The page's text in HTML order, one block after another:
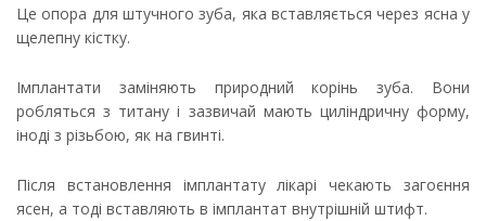
Це опора для штучного зуба, яка вставляється через ясна у
щелепну кістку.
Імплантати заміняють природний корінь зуба. Вони
робляться з титану і зазвичай мають циліндричну форму,
іноді з різьбою, як на гвинті.
Після встановлення імплантату лікарі чекають загоєння
ясен, а тоді вставляють в імплантат внутрішній штифт.